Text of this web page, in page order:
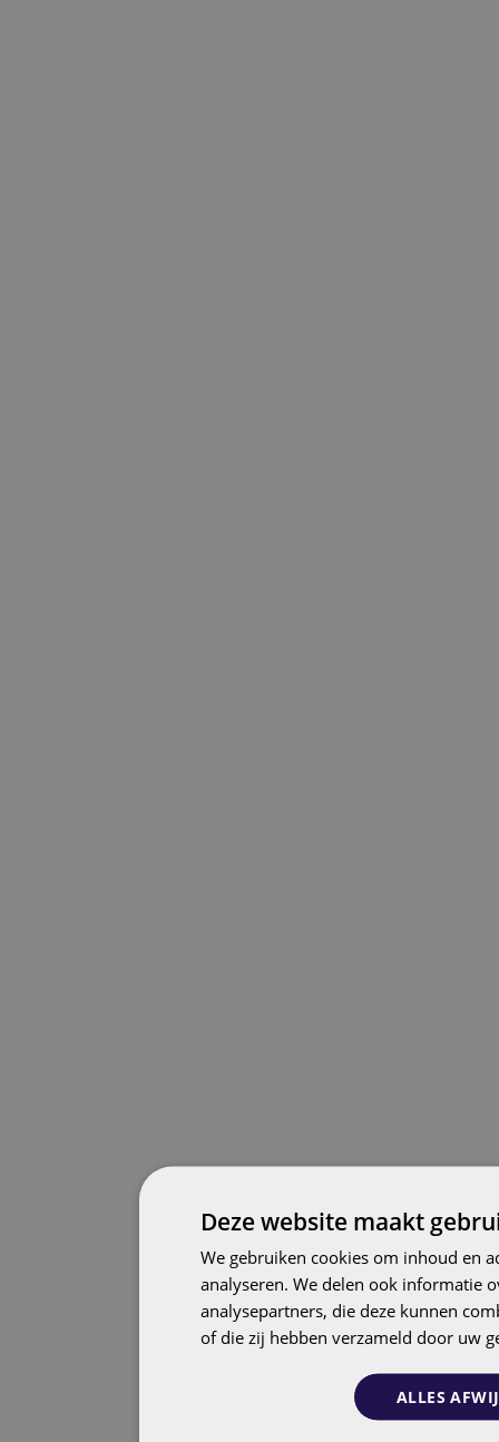
Deze website maakt
We gebruiken cookies om inhoud en
analyseren. We delen ook informatie
analysepartners, die deze kunnen
of die zij hebben verzameld door uw
ALLES